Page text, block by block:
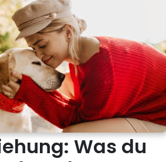
Was du